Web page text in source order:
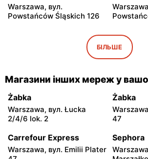
Warszawa, вул.
Powstańców Śląskich 126
Warszawa, вул. Wałbrzyska
Triumph
246
Triumph
Ostrobramska 75C
Triumph
Triumph Triumph
Czerwca
Triumph Triumph
БІЛЬШЕ
Магазини інших мереж у
Żabka
Warszawa, вул. Łucka
2/4/6 lok. 2
Żabka
47
Carrefour Express
Warszawa, вул. Emilii Plater
Sephora